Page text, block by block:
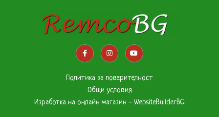
Политика за поверителност
Общи условия
Изработка на онлайн магазин - WebsiteBuilderBG